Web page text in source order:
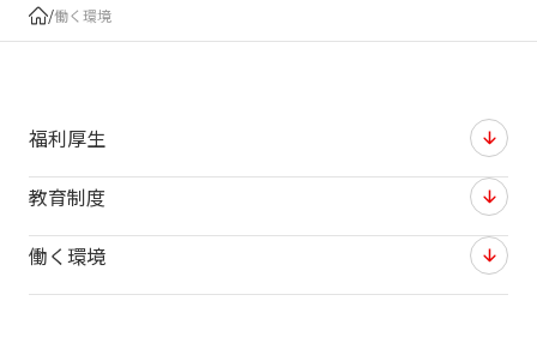
/働く環境
福利厚生
教育制度
働く環境